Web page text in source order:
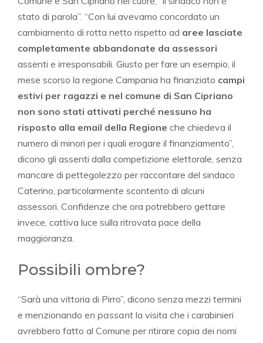
stato di parola”. “Con lui avevamo concordato un
cambiamento di rotta netto rispetto ad aree lasciate
completamente abbandonate da assessori
assenti e irresponsabili. Giusto per fare un esempio, il
mese scorso la regione Campania ha finanziato campi
estivi per ragazzi e nel comune di San Cipriano
non sono stati attivati perché nessuno ha
risposto alla email della Regione che chiedeva il
numero di minori per i quali erogare il finanziamento”,
dicono gli assenti dalla competizione elettorale, senza
mancare di pettegolezzo per raccontare del sindaco
Caterino, particolarmente scontento di alcuni
assessori. Confidenze che ora potrebbero gettare
invece, cattiva luce sulla ritrovata pace della
maggioranza.
Possibili ombre?
“Sarà una vittoria di Pirro”, dicono senza mezzi termini
e menzionando en passant la visita che i carabinieri
avrebbero fatto al Comune per ritirare copia dei nomi